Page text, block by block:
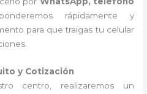
rápidamente y
para que traigas tu celular
y Cotización
centro, realizaremos un